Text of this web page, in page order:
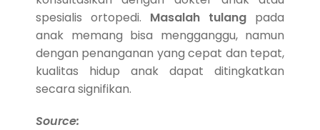
spesialis ortopedi. Masalah tulang pada
anak memang bisa mengganggu, namun
dengan penanganan yang cepat dan tepat,
kualitas hidup anak dapat ditingkatkan
secara signifikan.
Source: